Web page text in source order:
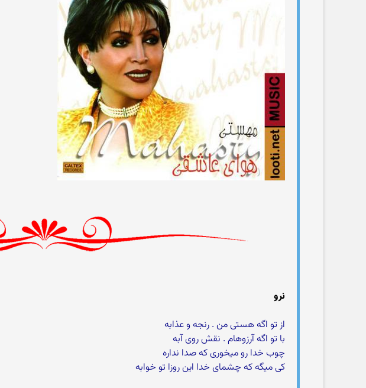
نرو
از تو اگه هستی من . رنجه و عذابه
با تو اگه آرزوهام . نقش روی آبه
چوب خدا رو میخوری که صدا نداره
کی میگه که چشمای خدا این روزا تو خوابه